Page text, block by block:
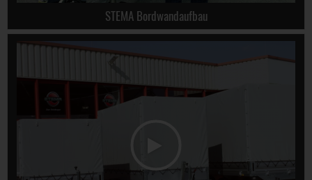
STEMA Bordwandaufbau